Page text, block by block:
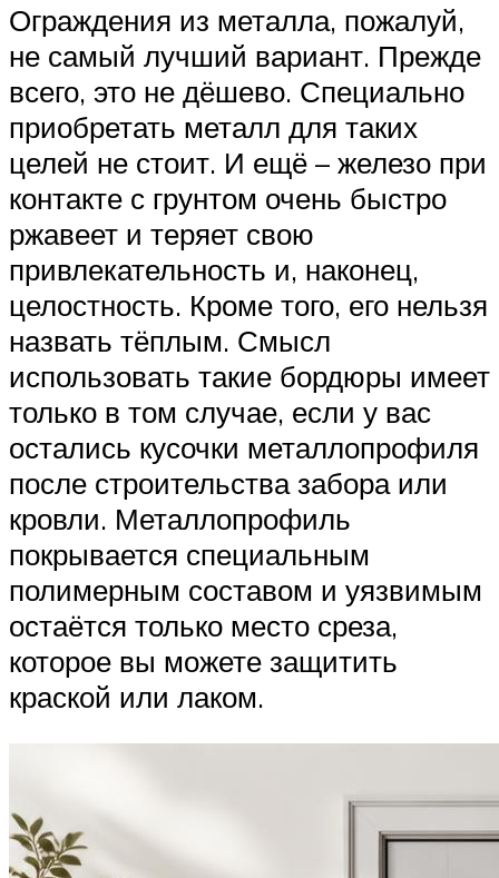
Ограждения из металла, пожалуй,
не самый лучший вариант. Прежде
всего, это не дёшево. Специально
приобретать металл для таких
целей не стоит. И ещё – железо при
контакте с грунтом очень быстро
ржавеет и теряет свою
привлекательность и, наконец,
целостность. Кроме того, его нельзя
назвать тёплым. Смысл
использовать такие бордюры имеет
только в том случае, если у вас
остались кусочки металлопрофиля
после строительства забора или
кровли. Металлопрофиль
покрывается специальным
полимерным составом и уязвимым
остаётся только место среза,
которое вы можете защитить
краской или лаком.